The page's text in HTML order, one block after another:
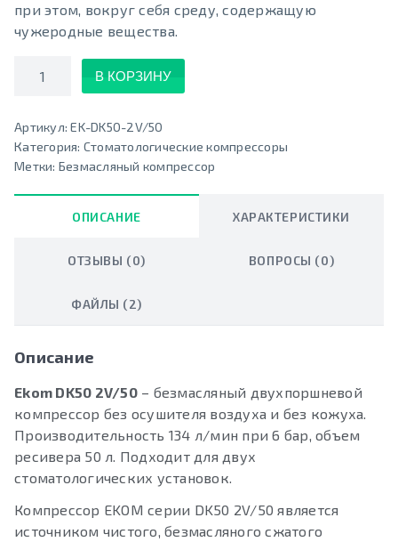
при этом, вокруг себя среду, содержащую
чужеродные вещества.
Количество
В КОРЗИНУ
Артикул:EK-DK50-2V/50
Категория: Стоматологические компрессоры
Метки: Безмасляный компрессор
ОПИСАНИЕ ХАРАКТЕРИСТИКИ
ОТЗЫВЫ (0) ВОПРОСЫ (0)
ФАЙЛЫ (2)
Описание
Ekom DK50 2V/50– безмасляный двухпоршневой
компрессор без осушителя воздуха и без кожуха.
Производительность 134 л/мин при 6 бар, объем
ресивера 50 л. Подходит для двух
стоматологических установок.
Компрессор EKOM серии DK50 2V/50 является
источником чистого, безмасляного сжатого